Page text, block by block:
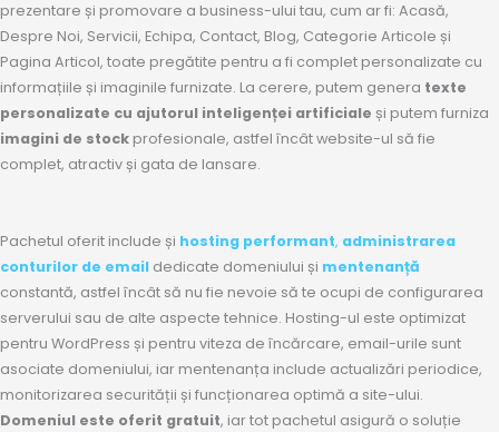
prezentare și promovare a business-ului tau, cum ar fi: Acasă,
Despre Noi, Servicii, Echipa, Contact, Blog, Categorie Articole și
Pagina Articol, toate pregătite pentru a fi complet personalizate cu
informațiile și imaginile furnizate. La cerere, putem genera texte
personalizate cu ajutorul inteligenței artificiale și putem furniza
imagini de stock profesionale, astfel încât website-ul să fie
complet, atractiv și gata de lansare.
Pachetul oferit include și hosting performant, administrarea
conturilor de email dedicate domeniului și mentenanță
constantă, astfel încât să nu fie nevoie să te ocupi de configurarea
serverului sau de alte aspecte tehnice. Hosting-ul este optimizat
pentru WordPress și pentru viteza de încărcare, email-urile sunt
asociate domeniului, iar mentenanța include actualizări periodice,
monitorizarea securității și funcționarea optimă a site-ului.
Domeniul este oferit gratuit, iar tot pachetul asigură o soluție